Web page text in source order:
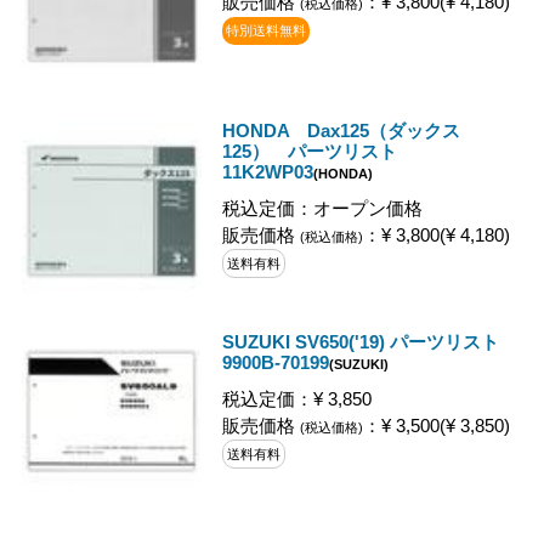
(税込価格)
特別送料無料
HONDA Dax125（ダックス
125） パーツリスト
11K2WP03(HONDA)
税込定価：オープン価格
販売価格 (税込価格) ：¥ 3,800(¥ 4,180)
送料有料
SUZUKI SV650('19) パーツリスト
9900B-70199(SUZUKI)
税込定価：¥ 3,850
販売価格 (税込価格) ：¥ 3,500(¥ 3,850)
送料有料